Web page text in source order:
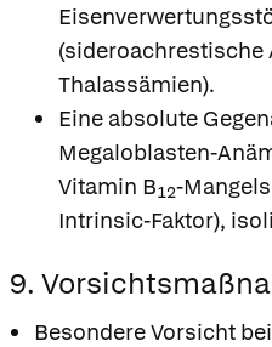
(sideroachrestische
Thalassämien).
Eine absolute
Megaloblasten-
Vitamin B12-
Intrinsic-Faktor),
9.
Besondere Vorsicht